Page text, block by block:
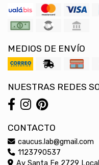
MEDIOS DE ENVÍO
NUESTRAS REDES
CONTACTO
caucus.lab@gmail.com
1123790537
Av Santa Fe 2729